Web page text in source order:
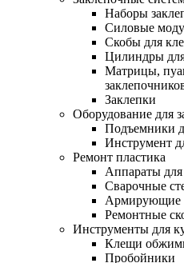
Наборы
Силовые
Скобы для
Цилиндры
Матрицы,
Заклепки
Оборудование для
Подъемники
Инструмент
Ремонт пластика
Аппараты для
Сварочные
Армирующие
Ремонтные
Инструменты для
Клещи
Пробойники